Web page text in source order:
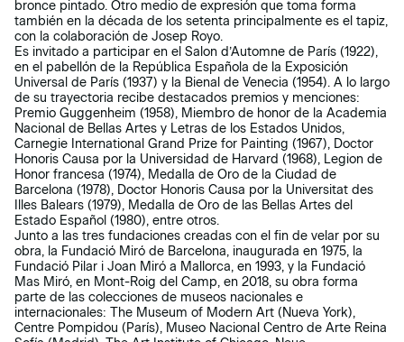
bronce pintado. Otro medio de expresión que toma forma
también en la década de los setenta principalmente es el tapiz,
con la colaboración de Josep Royo.
Es invitado a participar en el Salon d’Automne de París (1922),
en el pabellón de la República Española de la Exposición
Universal de París (1937) y la Bienal de Venecia (1954). A lo largo
de su trayectoria recibe destacados premios y menciones:
Premio Guggenheim (1958), Miembro de honor de la Academia
Nacional de Bellas Artes y Letras de los Estados Unidos,
Carnegie International Grand Prize for Painting (1967), Doctor
Honoris Causa por la Universidad de Harvard (1968), Legion de
Honor francesa (1974), Medalla de Oro de la Ciudad de
Barcelona (1978), Doctor Honoris Causa por la Universitat des
Illes Balears (1979), Medalla de Oro de las Bellas Artes del
Estado Español (1980), entre otros.
Junto a las tres fundaciones creadas con el fin de velar por su
obra, la Fundació Miró de Barcelona, inaugurada en 1975, la
Fundació Pilar i Joan Miró a Mallorca, en 1993, y la Fundació
Mas Miró, en Mont-Roig del Camp, en 2018, su obra forma
parte de las colecciones de museos nacionales e
internacionales: The Museum of Modern Art (Nueva York),
Centre Pompidou (París), Museo Nacional Centro de Arte Reina